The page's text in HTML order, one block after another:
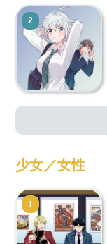
2
少女／女性
1